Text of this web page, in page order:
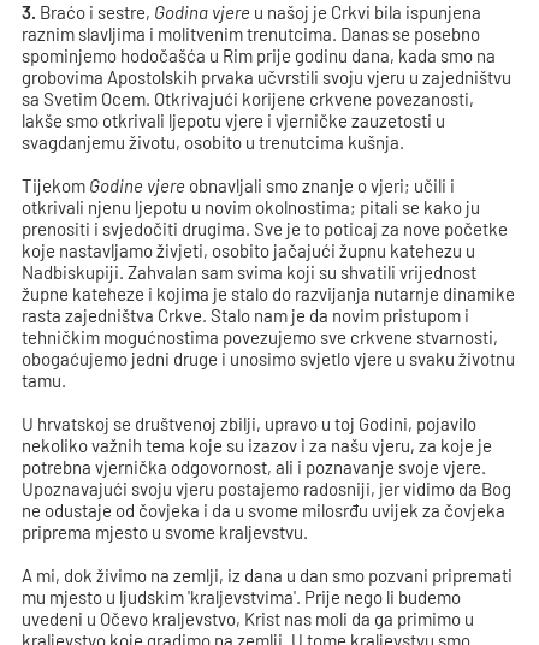
3. Braćo i sestre, Godina vjere u našoj je Crkvi bila ispunjena
raznim slavljima i molitvenim trenutcima. Danas se posebno
spominjemo hodočašća u Rim prije godinu dana, kada smo na
grobovima Apostolskih prvaka učvrstili svoju vjeru u zajedništvu
sa Svetim Ocem. Otkrivajući korijene crkvene povezanosti,
lakše smo otkrivali ljepotu vjere i vjerničke zauzetosti u
svagdanjemu životu, osobito u trenutcima kušnja.
Tijekom Godine vjere obnavljali smo znanje o vjeri; učili i
otkrivali njenu ljepotu u novim okolnostima; pitali se kako ju
prenositi i svjedočiti drugima. Sve je to poticaj za nove početke
koje nastavljamo živjeti, osobito jačajući župnu katehezu u
Nadbiskupiji. Zahvalan sam svima koji su shvatili vrijednost
župne kateheze i kojima je stalo do razvijanja nutarnje dinamike
rasta zajedništva Crkve. Stalo nam je da novim pristupom i
tehničkim mogućnostima povezujemo sve crkvene stvarnosti,
obogaćujemo jedni druge i unosimo svjetlo vjere u svaku životnu
tamu.
U hrvatskoj se društvenoj zbilji, upravo u toj Godini, pojavilo
nekoliko važnih tema koje su izazov i za našu vjeru, za koje je
potrebna vjernička odgovornost, ali i poznavanje svoje vjere.
Upoznavajući svoju vjeru postajemo radosniji, jer vidimo da Bog
ne odustaje od čovjeka i da u svome milosrđu uvijek za čovjeka
priprema mjesto u svome kraljevstvu.
A mi, dok živimo na zemlji, iz dana u dan smo pozvani pripremati
mu mjesto u ljudskim 'kraljevstvima'. Prije nego li budemo
uvedeni u Očevo kraljevstvo, Krist nas moli da ga primimo u
kraljevstvo koje gradimo na zemlji. U tome kraljevstvu smo